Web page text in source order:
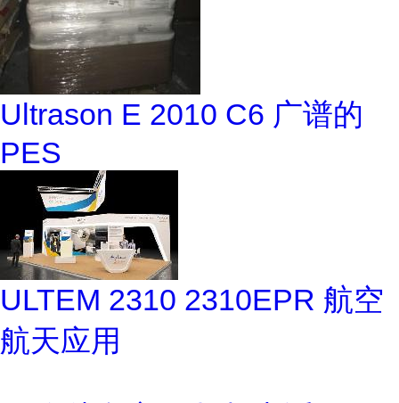
Ultrason E 2010 C6 广谱的
PES
ULTEM 2310 2310EPR 航空
航天应用